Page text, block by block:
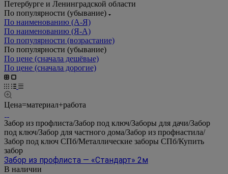
Петербурге и Ленинградской области
По популярности (убывание)
По наименованию (А-Я)
По наименованию (Я-А)
По популярности (возрастание)
По популярности (убывание)
По цене (сначала дешёвые)
По цене (сначала дорогие)
Цена=материал+работа
Забор из профлиста/Забор под ключ/Заборы для дачи/Забор
под ключ/Забор для частного дома/Забор из профнастила/
Забор под ключ СПб/Металлические заборы СПб/Купить
забор
Забор из профлиста — «Стандарт» 2м
В наличии